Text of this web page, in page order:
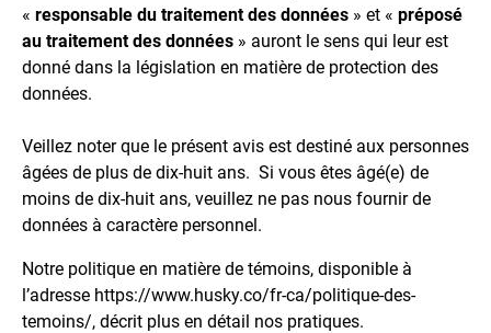
« responsable du traitement des données » et « préposé
au traitement des données » auront le sens qui leur est
donné dans la législation en matière de protection des
données.
Veillez noter que le présent avis est destiné aux personnes
âgées de plus de dix-huit ans. Si vous êtes âgé(e) de
moins de dix-huit ans, veuillez ne pas nous fournir de
données à caractère personnel.
Notre politique en matière de témoins, disponible à
l’adresse https://www.husky.co/fr-ca/politique-des-
temoins/, décrit plus en détail nos pratiques.